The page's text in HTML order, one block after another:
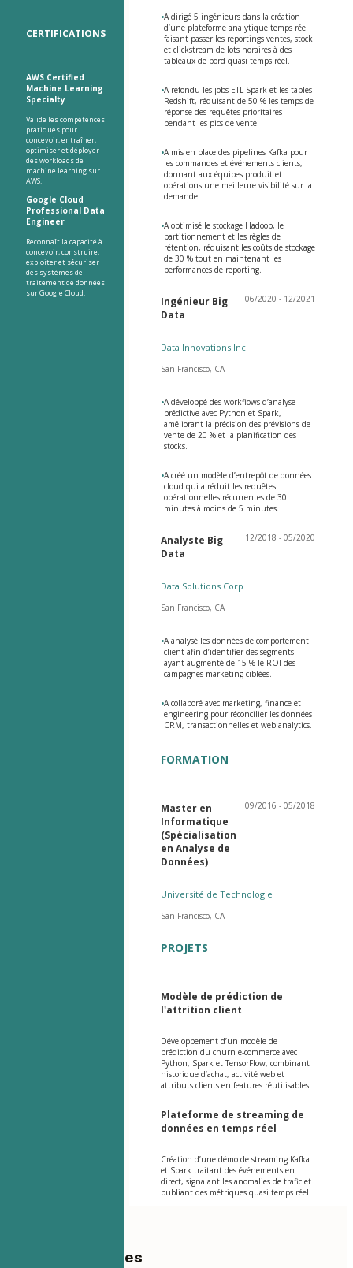
CERTIFICATIONS
AWS Certified
Machine Learning
Specialty
Valide les compétences
pratiques pour
concevoir, entraîner,
optimiser et déployer
des workloads de
machine learning sur
AWS.
Google Cloud
Professional Data
Engineer
Reconnaît la capacité à
concevoir, construire,
exploiter et sécuriser
des systèmes de
traitement de données
sur Google Cloud.
•A dirigé 5 ingénieurs dans la création
d’une plateforme analytique temps réel
faisant passer les reportings ventes, stock
et clickstream de lots horaires à des
tableaux de bord quasi temps réel.
•A refondu les jobs ETL Spark et les tables
Redshift, réduisant de 50 % les temps de
réponse des requêtes prioritaires
pendant les pics de vente.
•A mis en place des pipelines Kafka pour
les commandes et événements clients,
donnant aux équipes produit et
opérations une meilleure visibilité sur la
demande.
•A optimisé le stockage Hadoop, le
partitionnement et les règles de
rétention, réduisant les coûts de stockage
de 30 % tout en maintenant les
performances de reporting.
Ingénieur Big
Data
06/2020 - 12/2021
Data Innovations Inc
San Francisco, CA
•A développé des workflows d’analyse
prédictive avec Python et Spark,
améliorant la précision des prévisions de
vente de 20 % et la planification des
stocks.
•A créé un modèle d’entrepôt de données
cloud qui a réduit les requêtes
opérationnelles récurrentes de 30
minutes à moins de 5 minutes.
Analyste Big
Data
12/2018 - 05/2020
Data Solutions Corp
San Francisco, CA
•A analysé les données de comportement
client afin d’identifier des segments
ayant augmenté de 15 % le ROI des
campagnes marketing ciblées.
•A collaboré avec marketing, finance et
engineering pour réconcilier les données
CRM, transactionnelles et web analytics.
FORMATION
Master en
Informatique
(Spécialisation
en Analyse de
Données)
09/2016 - 05/2018
Université de Technologie
San Francisco, CA
PROJETS
Modèle de prédiction de
l'attrition client
Développement d’un modèle de
prédiction du churn e-commerce avec
Python, Spark et TensorFlow, combinant
historique d’achat, activité web et
attributs clients en features réutilisables.
Plateforme de streaming de
données en temps réel
Création d’une démo de streaming Kafka
et Spark traitant des événements en
direct, signalant les anomalies de trafic et
publiant des métriques quasi temps réel.
Table des matières